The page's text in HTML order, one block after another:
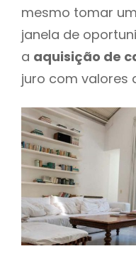
mesmo tomar
janela de
a aquisição de
juro com valores